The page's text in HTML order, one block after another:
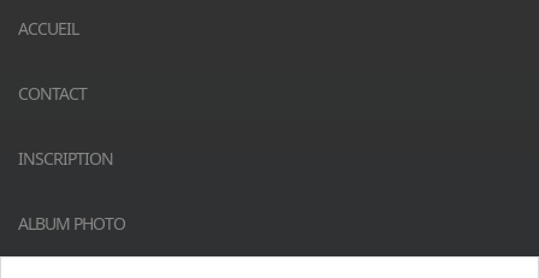
ACCUEIL
CONTACT
INSCRIPTION
ALBUM PHOTO